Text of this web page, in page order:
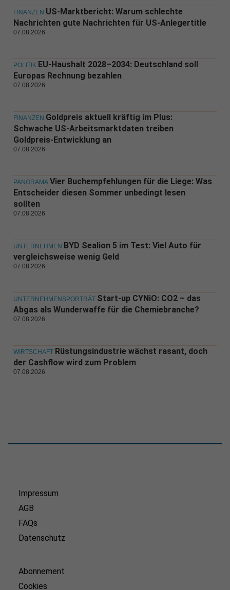
FINANZEN US-Marktbericht: Warum schlechte
Nachrichten gute Nachrichten für US-Anlegertitle
07.08.2026
POLITIK EU-Haushalt 2028–2034: Deutschland soll
Europas Rechnung bezahlen
07.08.2026
FINANZEN Goldpreis aktuell kräftig im Plus:
Schwache US-Arbeitsmarktdaten treiben
Goldpreis-Entwicklung an
07.08.2026
PANORAMA Vier Buchempfehlungen für die Liege: Was
Entscheider diesen Sommer unbedingt lesen
sollten
07.08.2026
UNTERNEHMEN BYD Sealion 5 im Test: Viel Auto für
vergleichsweise wenig Geld
07.08.2026
UNTERNEHMENSPORTRÄT Start-up CYNiO: CO2 – das
Abgas als Wunderwaffe für die Chemiebranche?
07.08.2026
WIRTSCHAFT Rüstungsindustrie wächst rasant, doch
der Cashflow wird zum Problem
07.08.2026
Impressum
AGB
FAQs
Datenschutz
Abonnement
Cookies